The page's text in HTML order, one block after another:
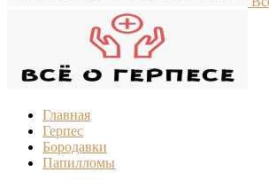
Главная
Герпес
Бородавки
Папилломы